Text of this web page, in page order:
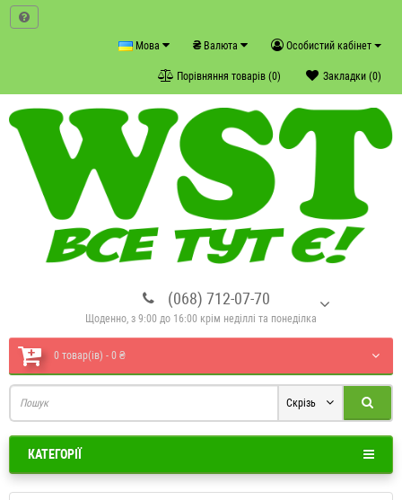
Особистий кабінет
₴ Валюта
Мова
Закладки (0)
Порівняння товарів (0)
(068) 712-07-70
Щоденно, з 9:00 до 16:00 крім неділлі та понеділка
0 товар(ів) - 0 ₴
Скрізь
КАТЕГОРІЇ